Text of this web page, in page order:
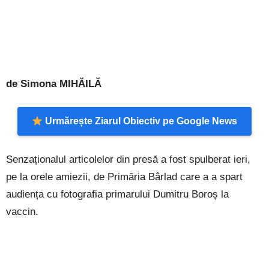
de Simona MIHĂILĂ
Urmărește Ziarul Obiectiv pe Google News
Senzaționalul articolelor din presă a fost spulberat ieri,
pe la orele amiezii, de Primăria Bârlad care a a spart
audiența cu fotografia primarului Dumitru Boroș la
vaccin.